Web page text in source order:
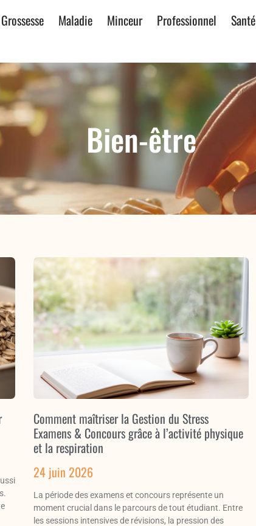
Grossesse Maladie Minceur Professionnel Santé
Bien-être
Comment maîtriser la Gestion du Stress
Examens & Concours grâce à l’activité physique
et la respiration
24 juin 2026
La période des examens et concours représente un
moment crucial dans le parcours de tout étudiant. Entre
les sessions intensives de révisions, la pression des